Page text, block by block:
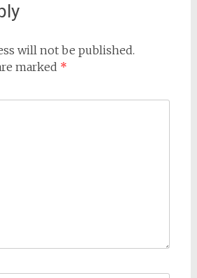
will not be published.
marked *